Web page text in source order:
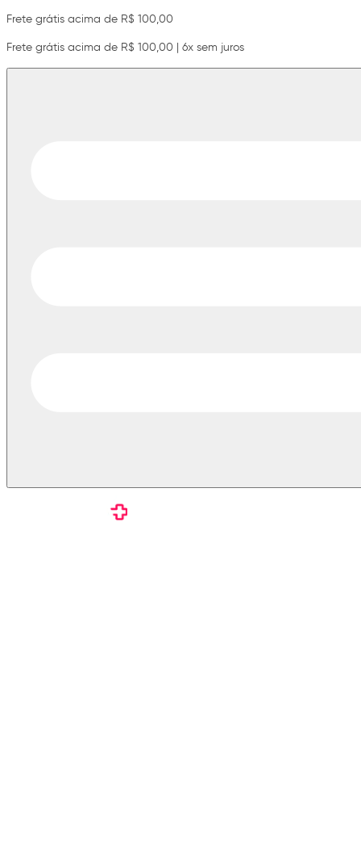
Frete grátis acima de R$ 100,00
Frete grátis acima de R$ 100,00 | 6x sem juros